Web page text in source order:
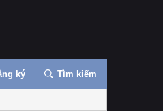
ký Tìm kiếm